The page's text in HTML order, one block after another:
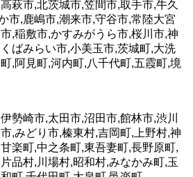
萩市,北茨城市,笠間市,取手市,牛久
市,鹿嶋市,潮来市,守谷市,常陸大宮
,稲敷市,かすみがうら市,桜川市,神
ばみらい市,小美玉市,茨城町,大洗
,阿見町,河内町,八千代町,五霞町,境
勢崎市,太田市,沼田市,館林市,渋川
,みどり市,榛東村,吉岡町,上野村,神
楽町,中之条町,東吾妻町,長野原町,
品村,川場村,昭和村,みなかみ町,玉